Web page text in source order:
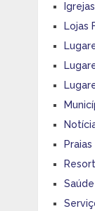
Lojas